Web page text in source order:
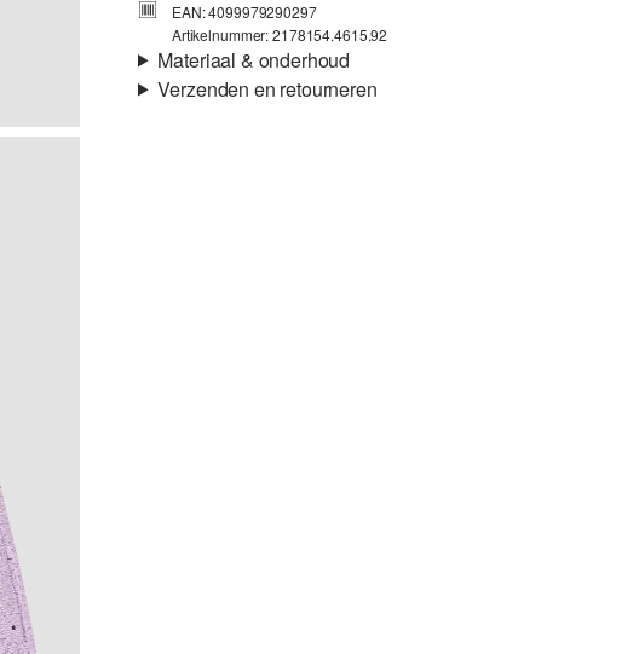
EAN: 4099979290297
Artikelnummer: 2178154.4615.92
Materiaal & onderhoud
Verzenden en retourneren